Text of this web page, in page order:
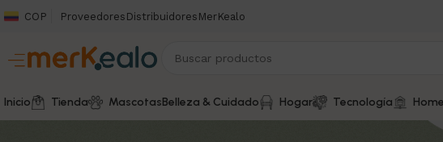
COP Proveedores Distribuidores MerKealo
Inicio Tienda MascotasBelleza & Cuidado Hogar Tecnología